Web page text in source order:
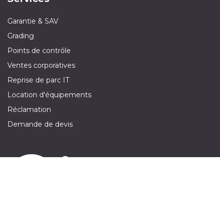
Garantie & SAV
Grading
Points de contrôle
Ventes corporatives
Reprise de parc IT
Location d'équipements
Réclamation
Demande de devis